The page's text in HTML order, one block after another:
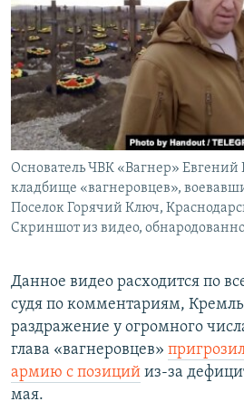
Основатель ЧВК «Вагнер»
кладбище «вагнеровцев»,
Поселок Горячий Ключ,
Скриншот из видео,
Данное видео расходится по
судя по комментариям, Кремль
раздражение у огромного
глава «вагнеровцев»
армию с позиций из-за
мая.